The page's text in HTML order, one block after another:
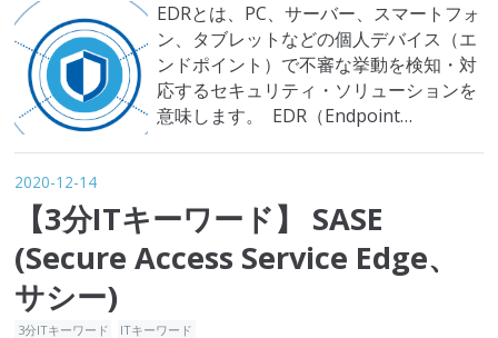
EDRとは、PC、サーバー、スマートフォ
ン、タブレットなどの個人デバイス（エ
ンドポイント）で不審な挙動を検知・対
応するセキュリティ・ソリューションを
意味します。 EDR（Endpoint
知、分析、報告することで、被害が拡大
しないよう対処するセキュリティ・ソリ
ューショ…
2020-12-14
【3分ITキーワード】 SASE
(Secure Access Service Edge、
サシー)
3分ITキーワード ITキーワード